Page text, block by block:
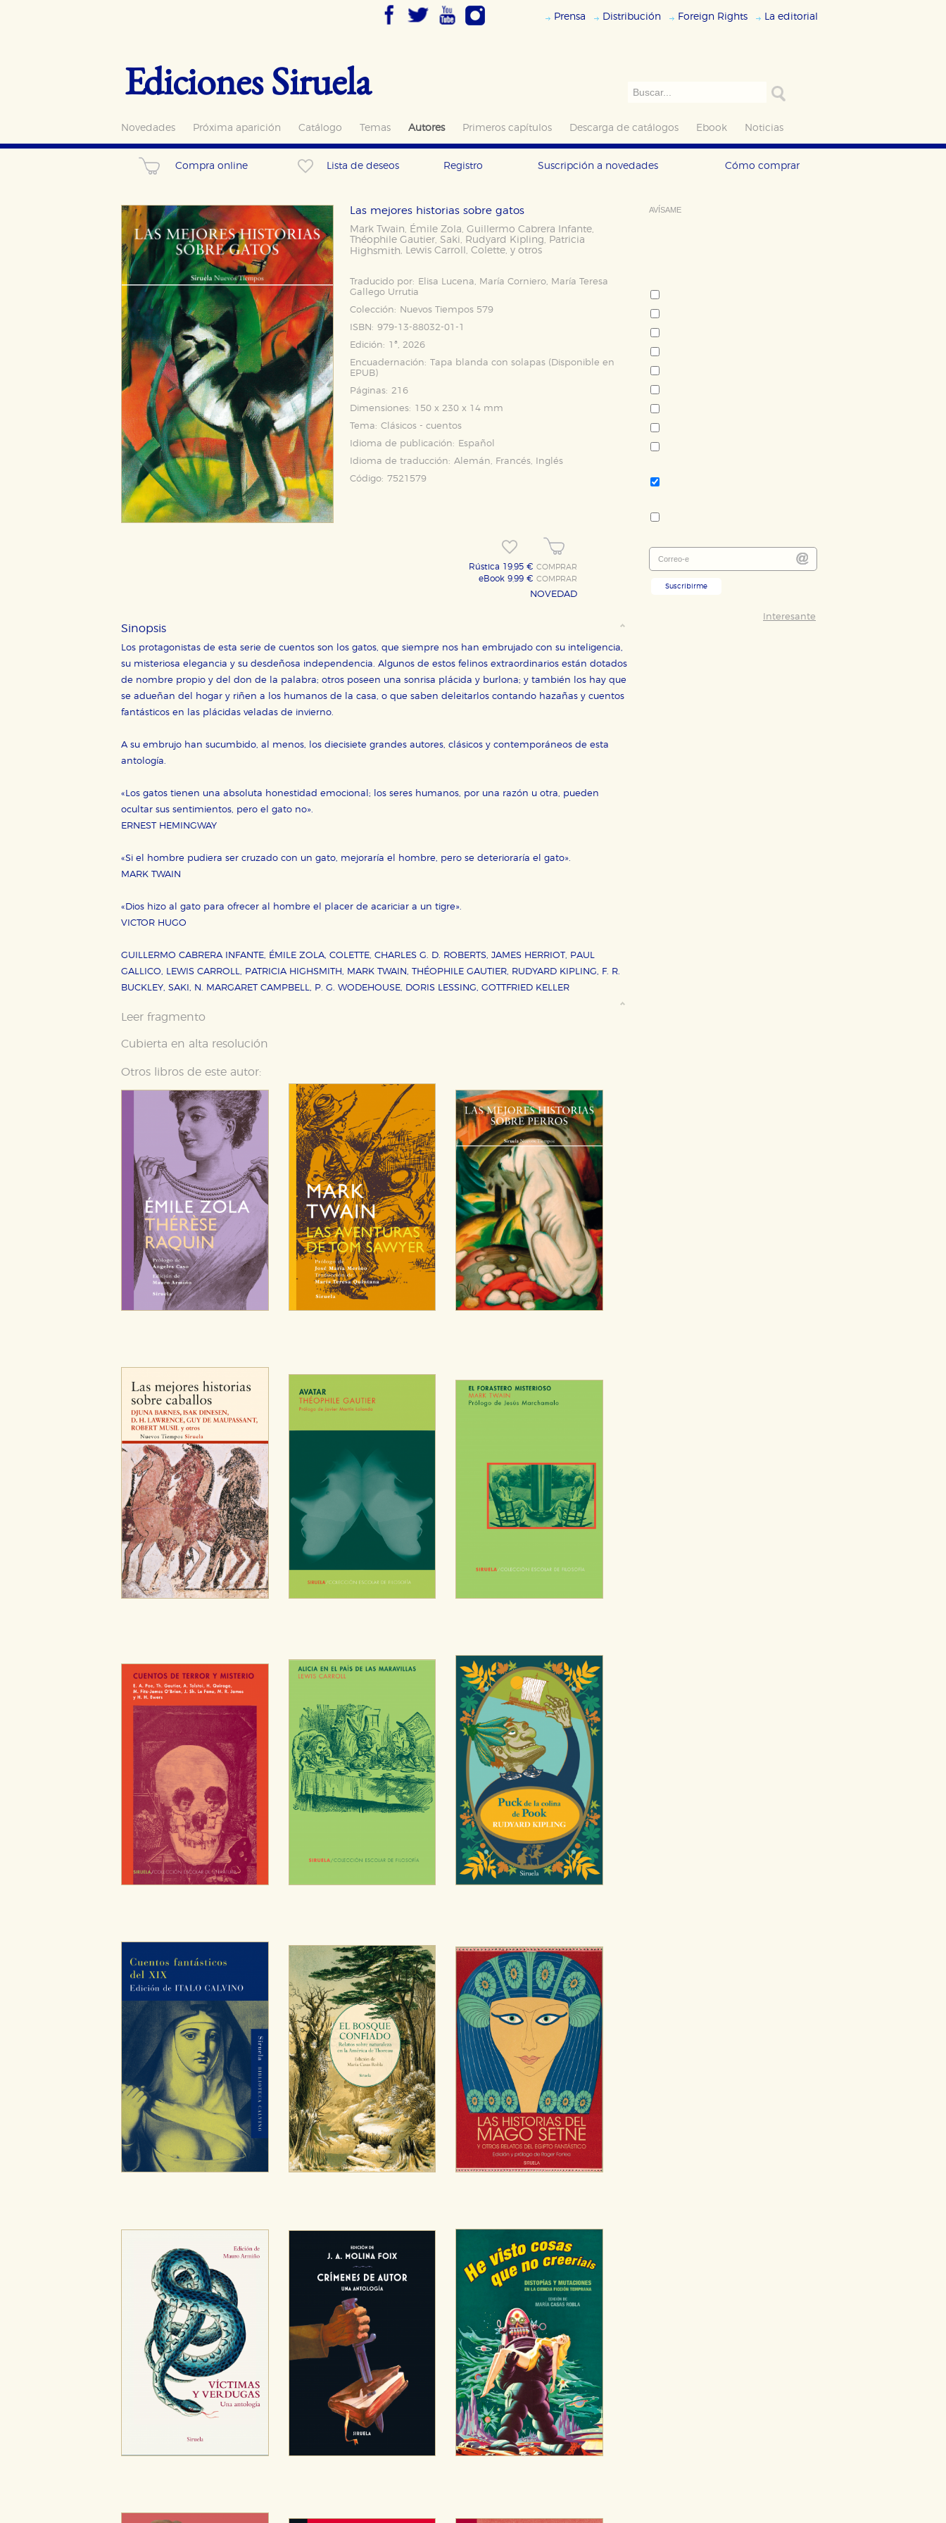
Prensa Distribución Foreign Rights La editorial
Ediciones Siruela
Novedades Próxima aparición Catálogo Temas Autores Primeros capítulos Descarga de catálogos Ebook Noticias
Compra online Lista de deseos Registro Suscripción a novedades Cómo comprar
Las mejores historias sobre gatos
Mark Twain, Émile Zola, Guillermo Cabrera Infante,
Théophile Gautier, Saki, Rudyard Kipling, Patricia
Highsmith, Lewis Carroll , Colette, y otros
Traducido por:
Elisa Lucena, María Corniero, María Teresa
Gallego Urrutia
Colección:
Nuevos Tiempos 579
ISBN: 979-13-88032-01-1
Edición: 1ª, 2026
Encuadernación: Tapa blanda con solapas (Disponible en
EPUB)
Páginas: 216
Dimensiones: 150 x 230 x 14 mm
Tema: Clásicos - cuentos
Idioma de publicación:
Español
Idioma de traducción: Alemán, Francés, Inglés
Código: 7521579
Rústica 19,95 €COMPRAR
eBook 9,99 €COMPRAR
NOVEDAD
Sinopsis
Los protagonistas de esta serie de cuentos son los gatos, que siempre nos han embrujado con su inteligencia,
su misteriosa elegancia y su desdeñosa independencia. Algunos de estos felinos extraordinarios están dotados
de nombre propio y del don de la palabra; otros poseen una sonrisa plácida y burlona; y también los hay que
se adueñan del hogar y riñen a los humanos de la casa, o que saben deleitarlos contando hazañas y cuentos
fantásticos en las plácidas veladas de invierno.
A su embrujo han sucumbido, al menos, los diecisiete grandes autores, clásicos y contemporáneos de esta
antología.
«Los gatos tienen una absoluta honestidad emocional; los seres humanos, por una razón u otra, pueden
ocultar sus sentimientos, pero el gato no».
ERNEST HEMINGWAY
«Si el hombre pudiera ser cruzado con un gato, mejoraría el hombre, pero se deterioraría el gato».
MARK TWAIN
«Dios hizo al gato para ofrecer al hombre el placer de acariciar a un tigre».
VICTOR HUGO
GUILLERMO CABRERA INFANTE, ÉMILE ZOLA, COLETTE, CHARLES G. D. ROBERTS, JAMES HERRIOT, PAUL
GALLICO, LEWIS CARROLL, PATRICIA HIGHSMITH, MARK TWAIN, THÉOPHILE GAUTIER, RUDYARD KIPLING, F. R.
BUCKLEY, SAKI, N. MARGARET CAMPBELL, P. G. WODEHOUSE, DORIS LESSING, GOTTFRIED KELLER
Leer fragmento
Cubierta en alta resolución
Otros libros de este autor:
AVÍSAME
Suscribirme
Interesante
CONFIGURACIÓN DE COOKIES
Cookies necesarias
Estas cookies son necesarias para que nuestro sitio web funcione y no es posible deshabilitarlas desde nuestro sistema. Es posible
hacerlo desde el navegador, pero en ese caso es posible que algunas áreas de nuestra web dejen de funcionar correctamente.
Cookies de rendimiento y analíticas
Estas cookies se utilizan para mejorar su experiencia de navegación y optimizar el funcionamiento de nuestro sitio web. Almacenan
configuraciones de servicios para que no tenga que reconfigurarlos cada vez que nos visita. La información es agregada y, por lo
tanto, es anónima.
Cookies de publicidad y redes sociales
GUARDAR CONFIGURACIÓN
Puede consultar nuestra política de cookies